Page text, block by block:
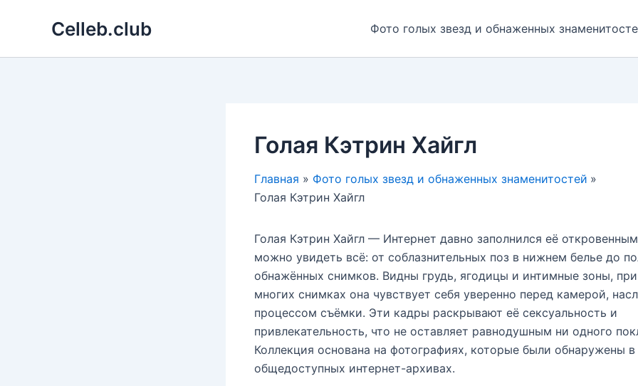
Celleb.club Фото голых звезд и обнаженных
Голая Кэтрин Хайгл
Главная
Фото голых звезд и обнаженных знаменитостей
Голая Кэтрин Хайгл
Голая Кэтрин Хайгл — Интернет давно заполнился её
можно увидеть всё: от соблазнительных поз в нижнем белье до
обнажённых снимков. Видны грудь, ягодицы и интимные зоны,
многих снимках она чувствует себя уверенно перед камерой,
процессом съёмки. Эти кадры раскрывают её сексуальность и
привлекательность, что не оставляет равнодушным ни одного
Коллекция основана на фотографиях, которые были обнаружены в
общедоступных интернет-архивах.